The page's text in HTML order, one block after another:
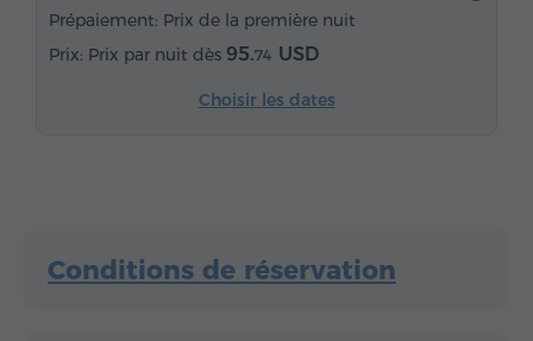
Eau embouteillée Thé/Café
Prépaiement: Prix de la première nuit
Prix par nuit dès 95.74 USD
Choisir les dates
Conditions de réservation